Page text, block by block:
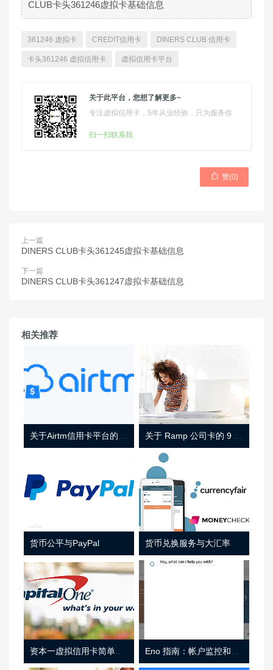
CLUB卡头361246虚拟卡基础信息
361246 虚拟卡 CREDIT信用卡 DINERS CLUB 信用卡
卡头361246 虚拟信用卡 虚拟信用卡平台
关于此平台，您想了解更多~
专注虚拟信用卡，5年从业经验，只为服务你
扫一扫联系我
 赞(0)
上一篇
DINERS CLUB卡头361245虚拟卡基础信息
下一篇
DINERS CLUB卡头361247虚拟卡基础信息
相关推荐
货币公平与PayPal 货币兑换服务与大汇率
资本一虚拟信用卡简单介绍